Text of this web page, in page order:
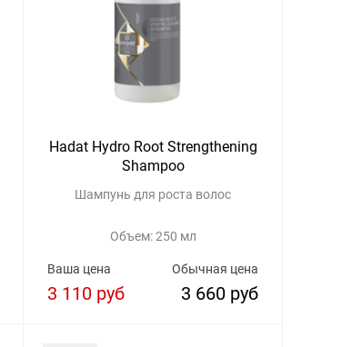
Hadat Hydro Root Strengthening
Shampoo
Шампунь для роста волос
Объем: 250 мл
Обычная цена
3 660 руб
Ваша цена
3 110 руб